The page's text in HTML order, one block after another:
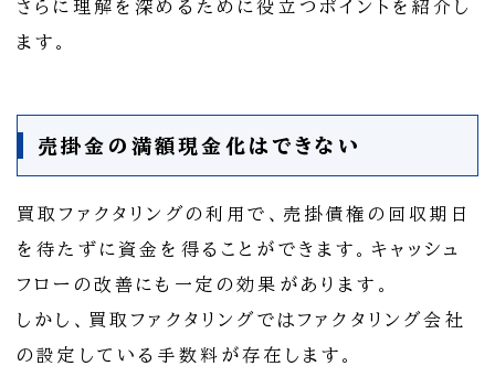
さらに理解を深めるために役立つポイントを紹介し
ます。
売掛金の満額現金化はできない
買取ファクタリングの利用で、売掛債権の回収期日
を待たずに資金を得ることができます。キャッシュ
フローの改善にも一定の効果があります。
しかし、買取ファクタリングではファクタリング会社
の設定している手数料が存在します。